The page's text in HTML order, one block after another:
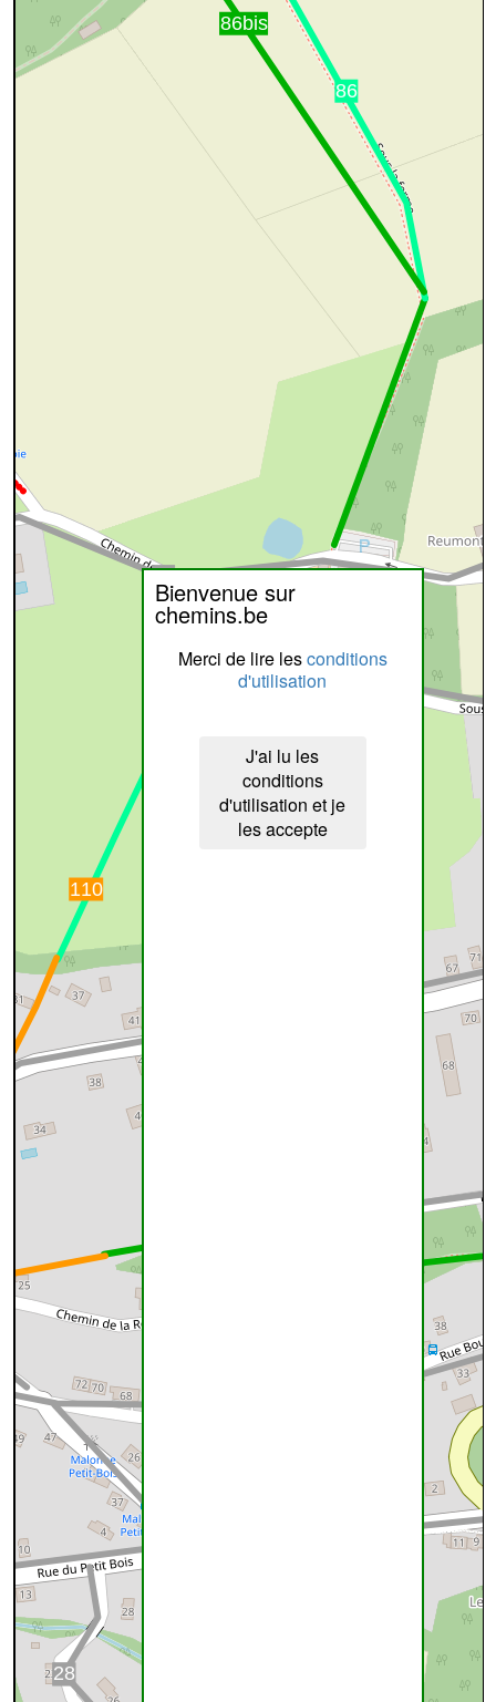
Bienvenue sur
chemins.be
Merci de lire lesconditions
d'utilisation
J'ai lu les
conditions
d'utilisation et je
les accepte